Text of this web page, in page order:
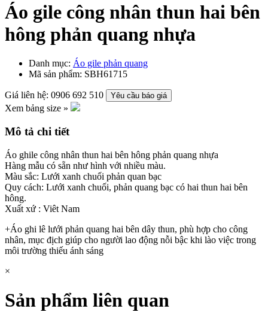
Áo gile công nhân thun hai bên
hông phản quang nhựa
Danh mục: Áo gile phản quang
Mã sản phẩm: SBH61715
Giá liên hệ: 0906 692 510 Yêu cầu báo giá
Xem bảng size »
Mô tả chi tiết
Áo ghile công nhân thun hai bên hông phản quang nhựa
Hàng mẫu có sẵn như hình với nhiều màu.
Màu sắc: Lưới xanh chuối phản quan bạc
Quy cách: Lưới xanh chuối, phản quang bạc có hai thun hai bên
hông.
Xuất xứ : Viêt Nam
+Áo ghi lê lưới phản quang hai bên dây thun, phù hợp cho công
nhân, mục địch giúp cho người lao động nỗi bậc khi lào việc trong
môi trường thiếu ánh sáng
×
Sản phẩm liên quan